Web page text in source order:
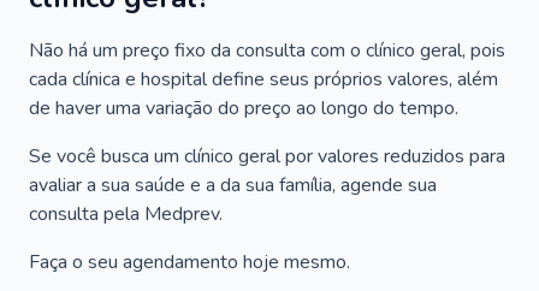
Não há um preço fixo da consulta com o clínico geral, pois
cada clínica e hospital define seus próprios valores, além
de haver uma variação do preço ao longo do tempo.
Se você busca um clínico geral por valores reduzidos para
avaliar a sua saúde e a da sua família, agende sua
consulta pela Medprev.
Faça o seu agendamento hoje mesmo.